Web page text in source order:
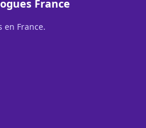
France
en France.